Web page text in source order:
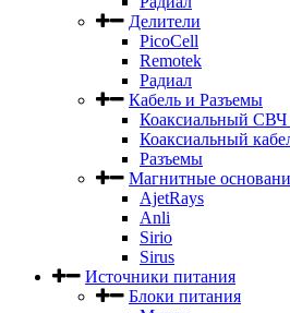
Делители
PicoCell
Remotek
Радиал
Кабель и Разъемы
Коаксиальный СВЧ
Коаксиальный
Разъемы
Магнитные
AjetRays
Anli
Sirio
Sirus
Источники питания
Блоки питания